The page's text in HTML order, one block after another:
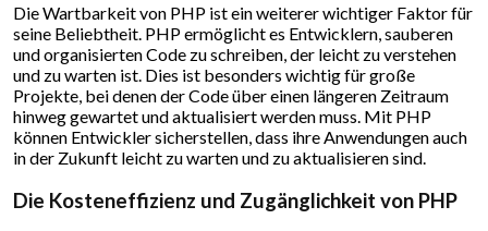
Die Wartbarkeit von PHP ist ein weiterer wichtiger Faktor für
seine Beliebtheit. PHP ermöglicht es Entwicklern, sauberen
und organisierten Code zu schreiben, der leicht zu verstehen
und zu warten ist. Dies ist besonders wichtig für große
Projekte, bei denen der Code über einen längeren Zeitraum
hinweg gewartet und aktualisiert werden muss. Mit PHP
können Entwickler sicherstellen, dass ihre Anwendungen auch
in der Zukunft leicht zu warten und zu aktualisieren sind.
Die Kosteneffizienz und Zugänglichkeit von PHP